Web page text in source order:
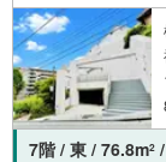
7階 / 東 / 76.8m2